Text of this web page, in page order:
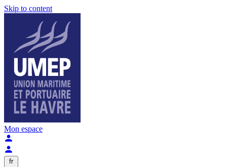
Skip to content
Mon espace
fr